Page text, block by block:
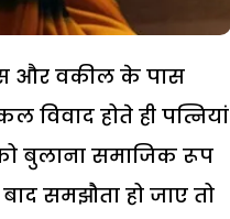
और वकील के पास
होते ही पत्नियां
बुलाना समाजिक रूप
समझौता हो जाए तो